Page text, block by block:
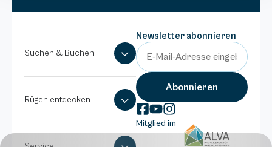
Suchen & Buchen
Rügen entdecken
Newsletter abonnieren
Mitglied im